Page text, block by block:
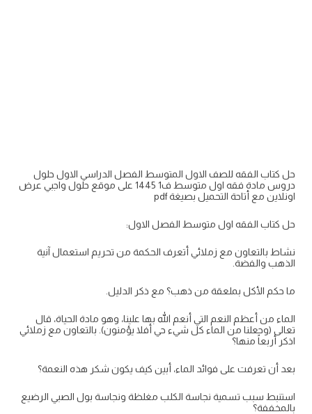
حل كتاب الفقه للصف الاول المتوسط الفصل الدراسي الاول حلول
دروس مادة فقه اول متوسط ف1 1445 على موقع حلول واجبي عرض
اونلاين مع أتاحة التحميل بصيغة pdf
حل كتاب الفقه اول متوسط الفصل الاول:
نشاط بالتعاون مع زملائي أتعرف الحكمة من تحريم استعمال آنية
الذهب والفضة.
ما حكم الأكل بملعقة من ذهب؟ مع ذكر الدليل.
الماء من أعظم النعم التي أنعم الله بها علينا، وهو مادة الحياة، قال
تعالى (وجعلنا من الماء كل شيء حي أفلا يؤمنون). بالتعاون مع زملائي
اذكر أربعاً منها؟
بعد أن تعرفت على فوائد الماء، أبين كيف يكون شكر هذه النعمة؟
استنبط سبب تسمية نجاسة الكلب مغلظة ونجاسة بول الصبي الرضيع
بالمخففة؟